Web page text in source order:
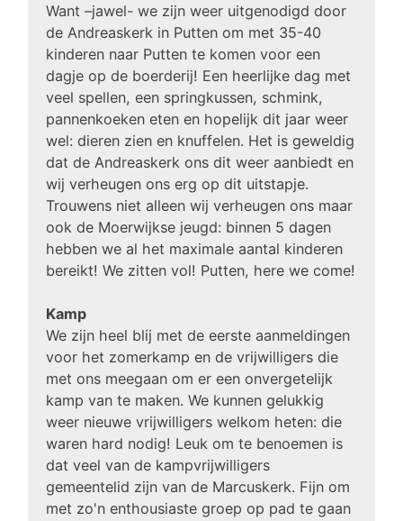
Want –jawel- we zijn weer uitgenodigd door
de Andreaskerk in Putten om met 35-40
kinderen naar Putten te komen voor een
dagje op de boerderij! Een heerlijke dag met
veel spellen, een springkussen, schmink,
pannenkoeken eten en hopelijk dit jaar weer
wel: dieren zien en knuffelen. Het is geweldig
dat de Andreaskerk ons dit weer aanbiedt en
wij verheugen ons erg op dit uitstapje.
Trouwens niet alleen wij verheugen ons maar
ook de Moerwijkse jeugd: binnen 5 dagen
hebben we al het maximale aantal kinderen
bereikt! We zitten vol! Putten, here we come!
Kamp
We zijn heel blij met de eerste aanmeldingen
voor het zomerkamp en de vrijwilligers die
met ons meegaan om er een onvergetelijk
kamp van te maken. We kunnen gelukkig
weer nieuwe vrijwilligers welkom heten: die
waren hard nodig! Leuk om te benoemen is
dat veel van de kampvrijwilligers
gemeentelid zijn van de Marcuskerk. Fijn om
met zo'n enthousiaste groep op pad te gaan